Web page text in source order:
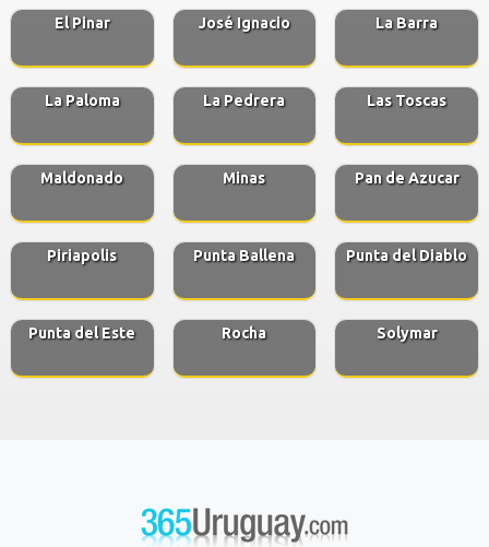
El Pinar José Ignacio La Barra
La Paloma La Pedrera Las Toscas
Maldonado Minas Pan de Azucar
Piriapolis Punta Ballena Punta del Diablo
Punta del Este Rocha Solymar